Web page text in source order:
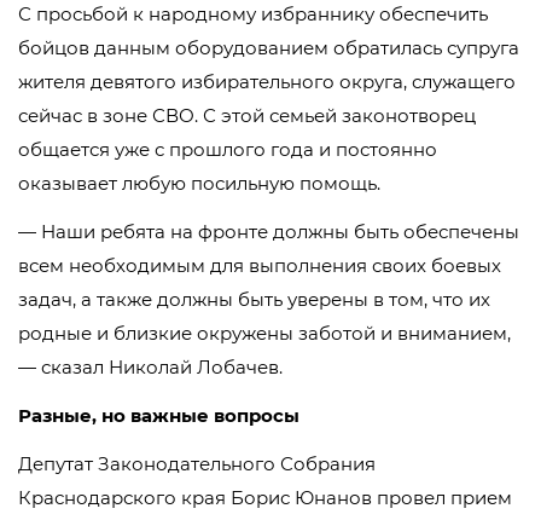
С просьбой к народному избраннику обеспечить
бойцов данным оборудованием обратилась супруга
жителя девятого избирательного округа, служащего
сейчас в зоне СВО. С этой семьей законотворец
общается уже с прошлого года и постоянно
оказывает любую посильную помощь.
— Наши ребята на фронте должны быть обеспечены
всем необходимым для выполнения своих боевых
задач, а также должны быть уверены в том, что их
родные и близкие окружены заботой и вниманием,
— сказал Николай Лобачев.
Разные, но важные вопросы
Депутат Законодательного Собрания
Краснодарского края Борис Юнанов провел прием